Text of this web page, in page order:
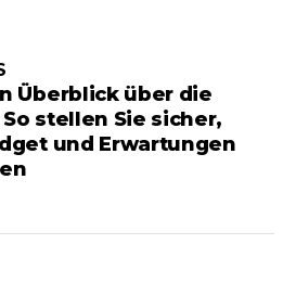
Überblick über die
stellen Sie sicher,
und Erwartungen